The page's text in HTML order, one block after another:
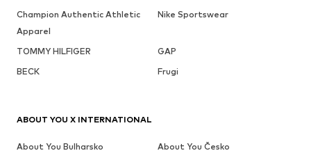
Champion Authentic Athletic
Apparel
Nike Sportswear
TOMMY HILFIGER
GAP
BECK
Frugi
ABOUT YOU X INTERNATIONAL
About You Bulharsko
About You Česko